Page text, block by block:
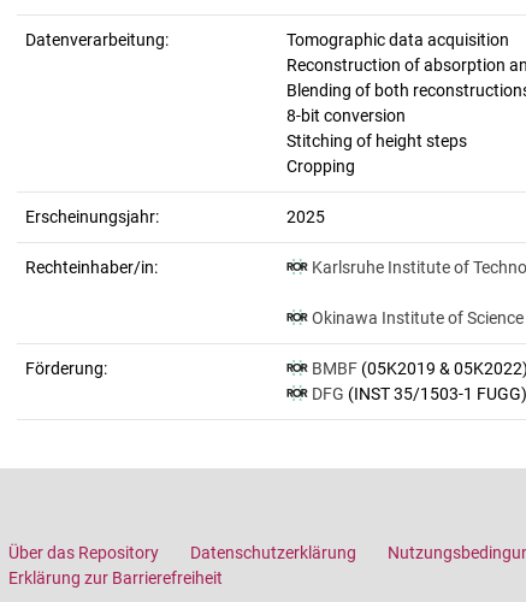
Datenverarbeitung:
Tomographic data acquisition
Reconstruction of absorption
Blending of both
8-bit conversion
Stitching of height steps
Cropping
Erscheinungsjahr: 2025
Rechteinhaber/in: Karlsruhe Institute of
Okinawa Institute of
Förderung: BMBF (05K2019 & 05K2022)
DFG (INST 35/1503-1 FUGG)
Über das Repository Datenschutzerklärung
Erklärung zur Barrierefreiheit